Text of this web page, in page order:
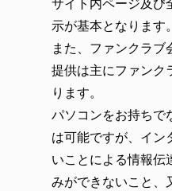
サイト内ページ及び
示が基本となります。
また、ファンクラブ
提供は主にファンク
ります。
パソコンをお持ちで
は可能ですが、イン
いことによる情報伝
みができないこと、